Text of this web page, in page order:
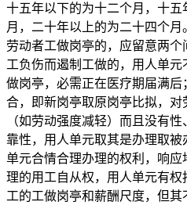
十五年以下的为十二个月，十
月，二十年以上的为二十四个
劳动者工做岗亭的，应留意两
工负伤而遏制工做的，用人单
做岗亭，必需正在医疗期届满
合，即新岗亭取原岗亭比拟，
（如劳动强度减轻）而且没有
靠性，用人单元取其是办理取
单元合情合理办理的权利，响
理的用工自从权，用人单元有
工的工做岗亭和薪酬尺度，但